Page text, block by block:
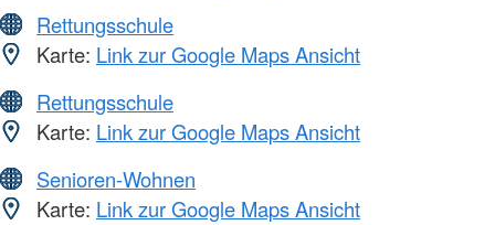
Rettungsschule
Karte: Link zur Google Maps Ansicht
Rettungsschule
Karte: Link zur Google Maps Ansicht
Senioren-Wohnen
Karte: Link zur Google Maps Ansicht